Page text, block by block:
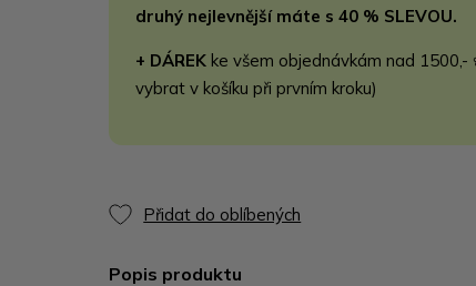
druhý nejlevnější máte s 40 % SLEVOU.
+ DÁREK ke všem objednávkám nad
vybrat v košíku při prvním kroku)
Přidat do oblíbených
Popis produktu